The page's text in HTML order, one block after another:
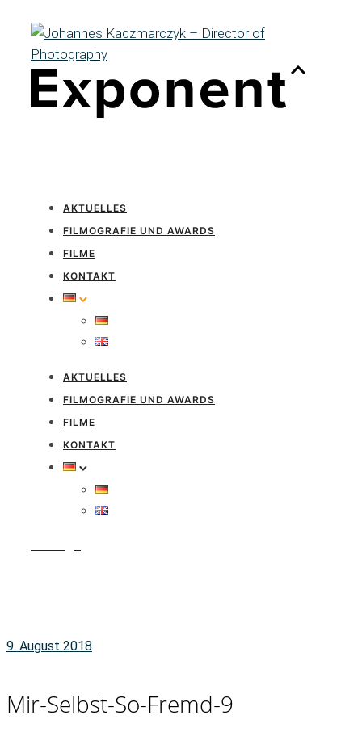
AKTUELLES
FILMOGRAFIE UND AWARDS
FILME
KONTAKT
AKTUELLES
FILMOGRAFIE UND AWARDS
FILME
KONTAKT
9. August 2018
Mir-Selbst-So-Fremd-9